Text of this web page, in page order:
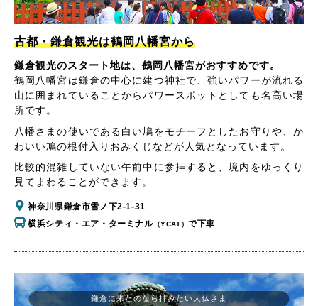
古都・鎌倉観光は鶴岡八幡宮から
鎌倉観光のスタート地は、鶴岡八幡宮がおすすめです。
鶴岡八幡宮は鎌倉の中心に建つ神社で、強いパワーが流れる
山に囲まれていることからパワースポットとしても名高い場
所です。
八幡さまの使いである白い鳩をモチーフとしたお守りや、か
わいい鳩の根付入りおみくじなどが人気となっています。
比較的混雑していない午前中に参拝すると、境内をゆっくり
見てまわることができます。
神奈川県鎌倉市雪ノ下2-1-31
横浜シティ・エア・ターミナル（YCAT）で下車
鎌倉に来たのなら拝みたい大仏さま